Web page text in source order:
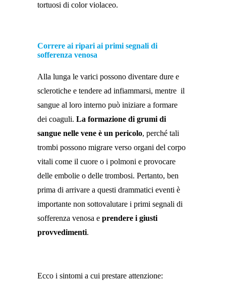
tortuosi di color violaceo.
Correre ai ripari ai primi segnali di
sofferenza venosa
Alla lunga le varici possono diventare dure e
sclerotiche e tendere ad infiammarsi, mentre il
sangue al loro interno può iniziare a formare
dei coaguli. La formazione di grumi di
sangue nelle vene è un pericolo, perché tali
trombi possono migrare verso organi del corpo
vitali come il cuore o i polmoni e provocare
delle embolie o delle trombosi. Pertanto, ben
prima di arrivare a questi drammatici eventi è
importante non sottovalutare i primi segnali di
sofferenza venosa e prendere i giusti
provvedimenti.
Ecco i sintomi a cui prestare attenzione: